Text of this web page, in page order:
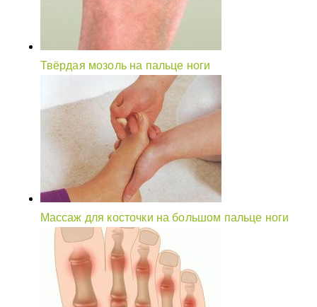
Твёрдая мозоль на пальце ноги
Массаж для косточки на большом пальце ноги